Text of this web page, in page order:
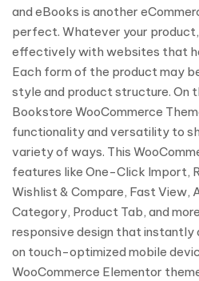
and eBooks is another
perfect. Whatever your
effectively with websites that
Each form of the product may
style and product structure. On
Bookstore WooCommerce
functionality and versatility to
variety of ways. This
features like One-Click Import,
Wishlist & Compare, Fast View,
Category, Product Tab, and
responsive design that instantly
on touch-optimized mobile
WooCommerce Elementor